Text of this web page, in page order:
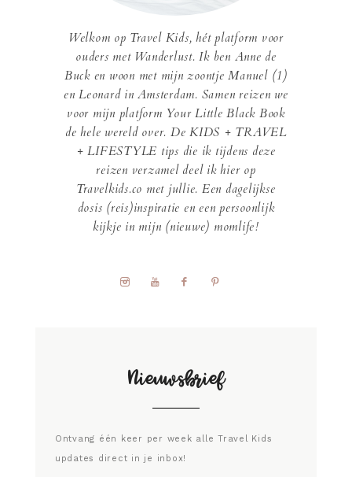
Welkom op Travel Kids, hét platform voor
ouders met Wanderlust. Ik ben Anne de
Buck en woon met mijn zoontje Manuel (1)
en Leonard in Amsterdam. Samen reizen we
voor mijn platform Your Little Black Book
de hele wereld over. De KIDS + TRAVEL
+ LIFESTYLE tips die ik tijdens deze
reizen verzamel deel ik hier op
Travelkids.co met jullie. Een dagelijkse
dosis (reis)inspiratie en een persoonlijk
kijkje in mijn (nieuwe) momlife!
Nieuwsbrief
Ontvang één keer per week alle Travel Kids
updates direct in je inbox!